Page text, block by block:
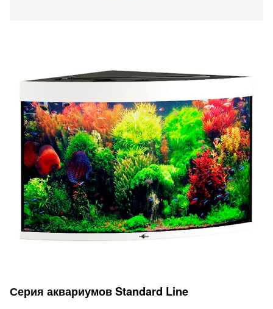
Серия аквариумов Standard Line